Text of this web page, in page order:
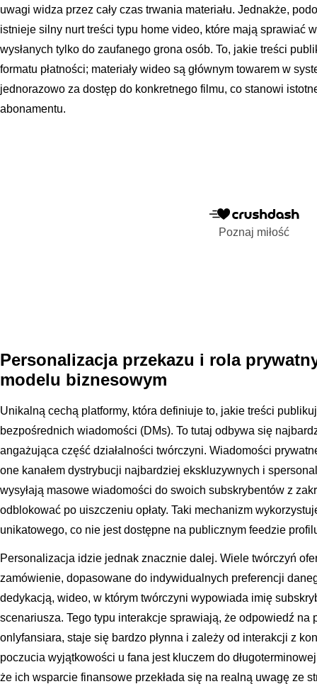
uwagi widza przez cały czas trwania materiału. Jednakże,
istnieje silny nurt treści typu home video, które mają sprawiać
wysłanych tylko do zaufanego grona osób. To, jakie treści
formatu płatności; materiały wideo są głównym towarem w
jednorazowo za dostęp do konkretnego filmu, co stanowi
abonamentu.
Poznaj miłość
Personalizacja przekazu i rola
modelu biznesowym
Unikalną cechą platformy, która definiuje to, jakie treści
bezpośrednich wiadomości (DMs). To tutaj odbywa się
angażująca część działalności twórczyni. Wiadomości
one kanałem dystrybucji najbardziej ekskluzywnych i
wysyłają masowe wiadomości do swoich subskrybentów z
odblokować po uiszczeniu opłaty. Taki mechanizm
unikatowego, co nie jest dostępne na publicznym feedzie
Personalizacja idzie jednak znacznie dalej. Wiele twórczyń
zamówienie, dopasowane do indywidualnych preferencji
dedykacją, wideo, w którym twórczyni wypowiada imię
scenariusza. Tego typu interakcje sprawiają, że odpowiedź na
onlyfansiara, staje się bardzo płynna i zależy od interakcji z
poczucia wyjątkowości u fana jest kluczem do
że ich wsparcie finansowe przekłada się na realną uwagę ze